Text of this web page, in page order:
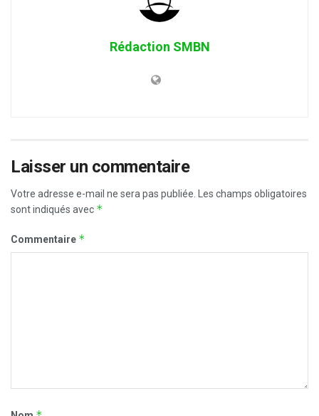
Rédaction SMBN
Laisser un commentaire
Votre adresse e-mail ne sera pas publiée.
Les champs obligatoires
sont indiqués avec *
Commentaire *